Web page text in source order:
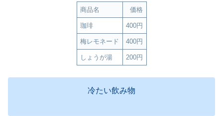
商品名 価格
珈琲 400円
梅レモネード 400円
しょうが湯 200円
冷たい飲み物